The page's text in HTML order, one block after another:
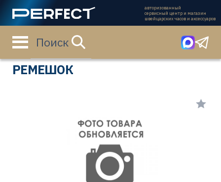
авторизованный
сервисный центр и магазин
швейцарских часов и аксессуаров
Поиск
Каталог
РЕМЕШОК